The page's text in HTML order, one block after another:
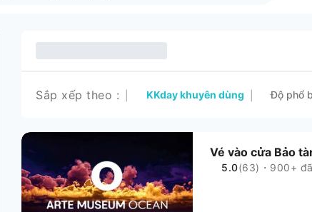
Sắp xếp theo : KKday khuyên dùng Độ phổ
Vé vào cửa Bảo
5.0(63)・900+